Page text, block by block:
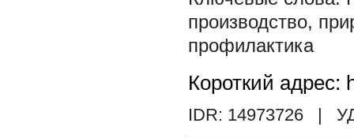
производство,
профилактика
Короткий адрес:
IDR: 14973726 |